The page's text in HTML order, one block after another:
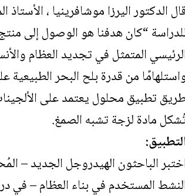
الدكتور اليرزا موشافرينيا ،
“كان هدفنا هو الوصول إلى
المتمثل في تجديد العظام
من قدرة بلح البحر
تطبيق محلول يعتمد على
مادة لزجة تشبه الصمغ.
الباحثون الهيدروجل الجديد –